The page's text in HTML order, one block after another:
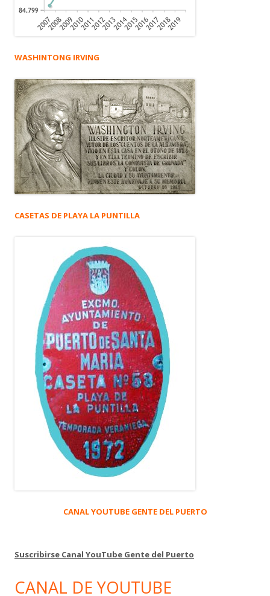
WASHINTONG IRVING
CASETAS DE PLAYA LA PUNTILLA
CANAL YOUTUBE GENTE DEL PUERTO
Suscribirse Canal YouTube Gente del Puerto
CANAL DE YOUTUBE